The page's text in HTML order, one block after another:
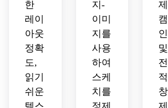
한
레이
아웃
정확
도,
읽기
쉬운
지-
이미
지를
사용
하여
스케
치를
인
및